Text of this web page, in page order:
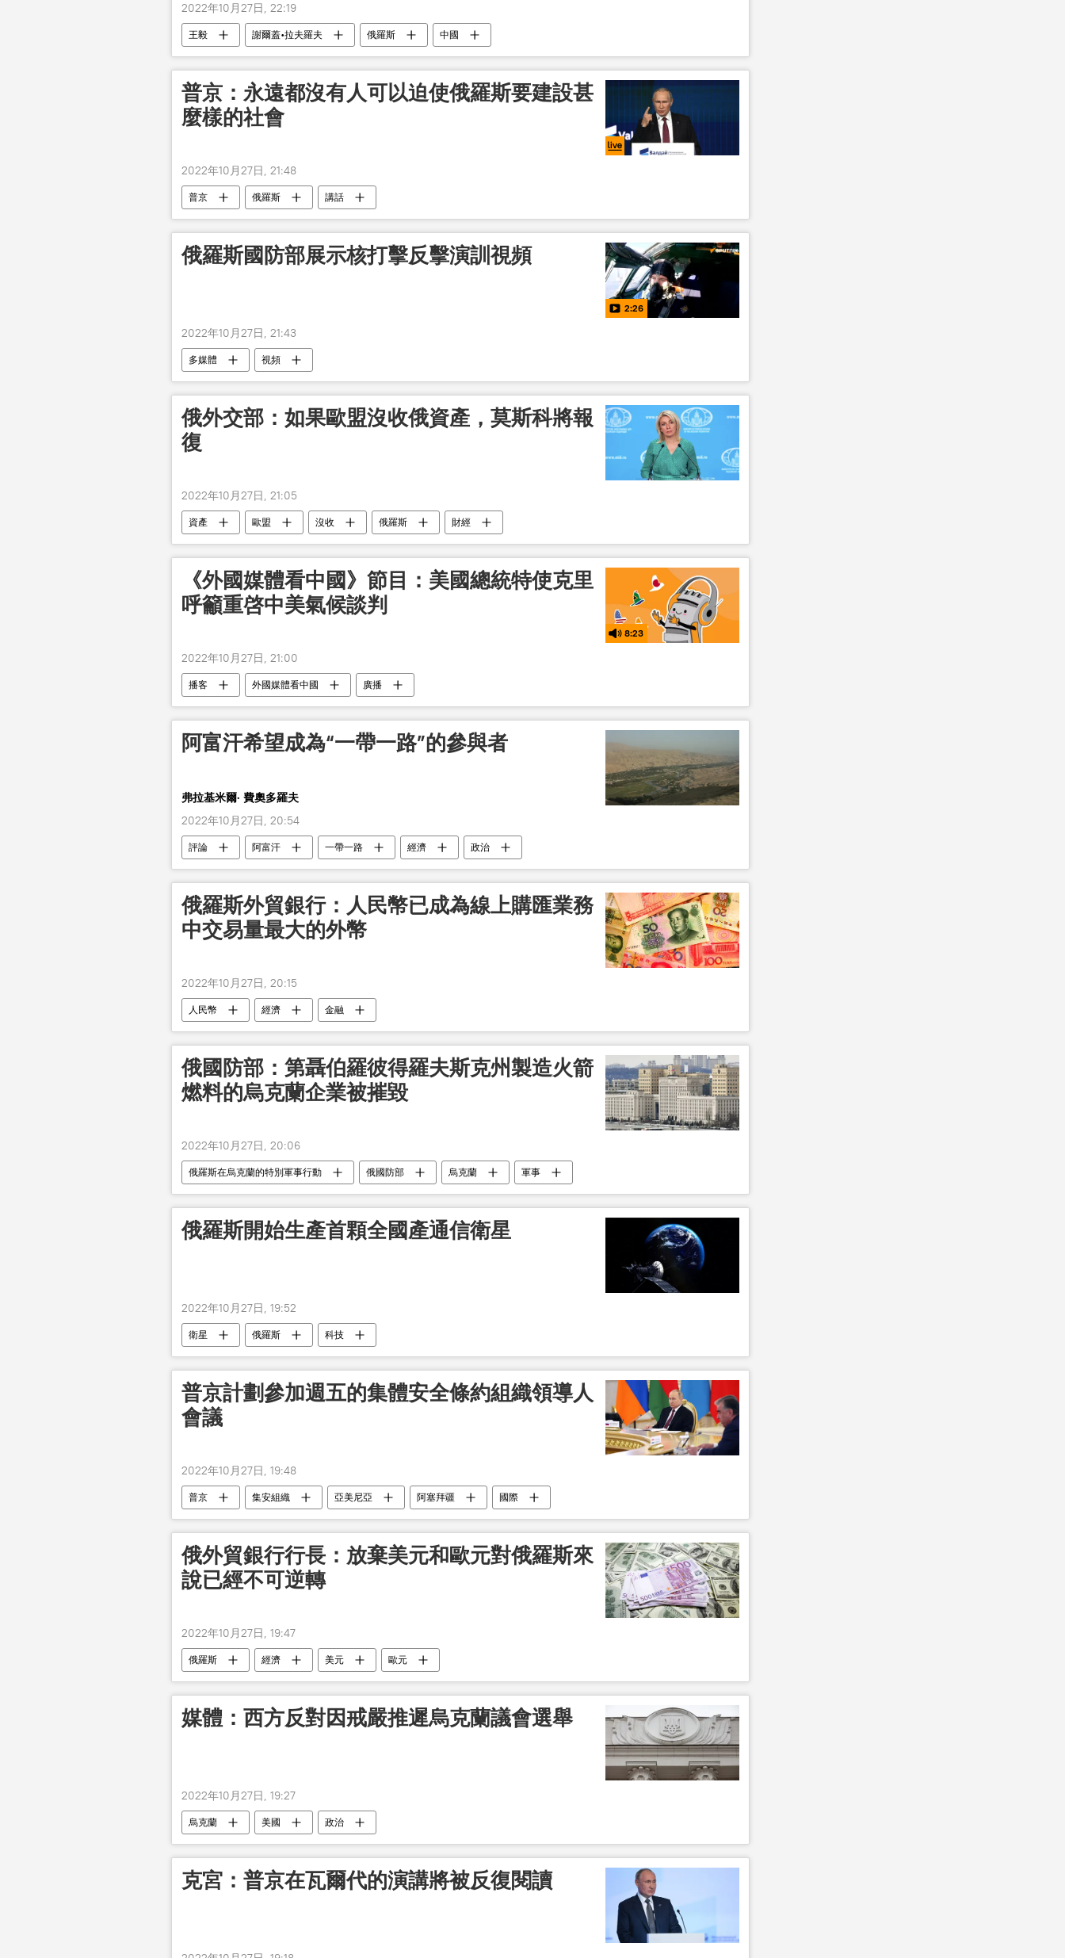
2022年10月27日, 22:19
王毅 謝爾蓋•拉夫羅夫 俄羅斯 中國
普京：永遠都沒有人可以迫使俄羅斯要建設甚
麼樣的社會
2022年10月27日, 21:48
普京 俄羅斯 講話
俄羅斯國防部展示核打擊反擊演訓視頻
2:26
2022年10月27日, 21:43
多媒體 視頻
俄外交部：如果歐盟沒收俄資產，莫斯科將報
復
2022年10月27日, 21:05
資產 歐盟 沒收 俄羅斯 財經
《外國媒體看中國》節目：美國總統特使克里
呼籲重啓中美氣候談判
8:23
2022年10月27日, 21:00
播客 外國媒體看中國 廣播
阿富汗希望成為“一帶一路”的參與者
弗拉基米爾· 費奧多羅夫
2022年10月27日, 20:54
評論 阿富汗 一帶一路 經濟 政治
俄羅斯外貿銀行：人民幣已成為線上購匯業務
中交易量最大的外幣
2022年10月27日, 20:15
人民幣 經濟 金融
俄國防部：第聶伯羅彼得羅夫斯克州製造火箭
燃料的烏克蘭企業被摧毀
2022年10月27日, 20:06
俄羅斯在烏克蘭的特別軍事行動 俄國防部 烏克蘭 軍事
俄羅斯開始生產首顆全國產通信衛星
2022年10月27日, 19:52
衛星 俄羅斯 科技
普京計劃參加週五的集體安全條約組織領導人
會議
2022年10月27日, 19:48
普京 集安組織 亞美尼亞 阿塞拜疆 國際
俄外貿銀行行長：放棄美元和歐元對俄羅斯來
說已經不可逆轉
2022年10月27日, 19:47
俄羅斯 經濟 美元 歐元
媒體：西方反對因戒嚴推遲烏克蘭議會選舉
2022年10月27日, 19:27
烏克蘭 美國 政治
克宮：普京在瓦爾代的演講將被反復閱讀